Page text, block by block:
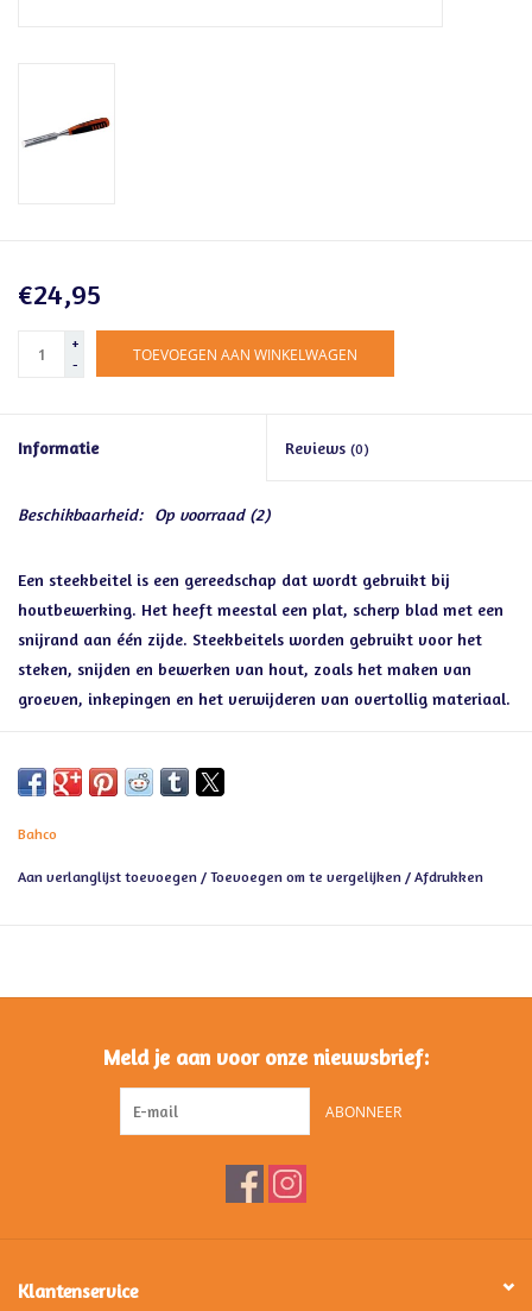
€24,95
+
-
TOEVOEGEN AAN WINKELWAGEN
Informatie Reviews (0)
Beschikbaarheid: Op voorraad(2)
Een steekbeitel is een gereedschap dat wordt gebruikt bij
houtbewerking. Het heeft meestal een plat, scherp blad met een
snijrand aan één zijde. Steekbeitels worden gebruikt voor het
steken, snijden en bewerken van hout, zoals het maken van
groeven, inkepingen en het verwijderen van overtollig materiaal.
Bahco
Aan verlanglijst toevoegen / Toevoegen om te vergelijken / Afdrukken
Meld je aan voor onze nieuwsbrief:
ABONNEER
Klantenservice